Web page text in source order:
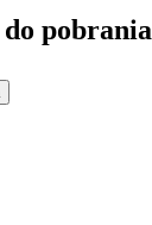
pobrania